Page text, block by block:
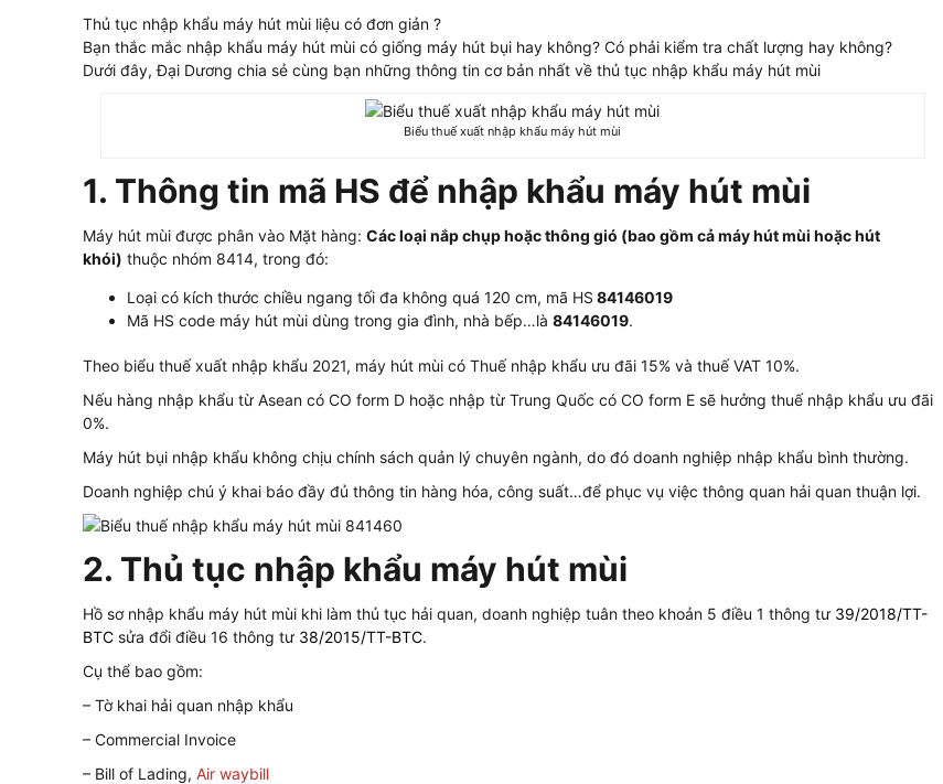
Thủ tục nhập khẩu máy hút mùi liệu có đơn giản ?
Bạn thắc mắc nhập khẩu máy hút mùi có giống máy hút bụi hay không? Có phải kiểm tra chất lượng hay không?
Dưới đây, Đại Dương chia sẻ cùng bạn những thông tin cơ bản nhất về thủ tục nhập khẩu máy hút mùi
Biểu thuế xuất nhập khẩu máy hút mùi
1. Thông tin mã HS để nhập khẩu máy hút mùi
Máy hút mùi được phân vào Mặt hàng: Các loại nắp chụp hoặc thông gió (bao gồm cả máy hút mùi hoặc hút
khói) thuộc nhóm 8414, trong đó:
Loại có kích thước chiều ngang tối đa không quá 120 cm, mã HS 84146019
Mã HS code máy hút mùi dùng trong gia đình, nhà bếp…là 84146019.
Theo biểu thuế xuất nhập khẩu 2021, máy hút mùi có Thuế nhập khẩu ưu đãi 15% và thuế VAT 10%.
Nếu hàng nhập khẩu từ Asean có CO form D hoặc nhập từ Trung Quốc có CO form E sẽ hưởng thuế nhập khẩu ưu đãi
0%.
Máy hút bụi nhập khẩu không chịu chính sách quản lý chuyên ngành, do đó doanh nghiệp nhập khẩu bình thường.
Doanh nghiệp chú ý khai báo đầy đủ thông tin hàng hóa, công suất…để phục vụ việc thông quan hải quan thuận lợi.
2. Thủ tục nhập khẩu máy hút mùi
Hồ sơ nhập khẩu máy hút mùi khi làm thủ tục hải quan, doanh nghiệp tuân theo khoản 5 điều 1 thông tư 39/2018/TT-
BTC sửa đổi điều 16 thông tư 38/2015/TT-BTC.
Cụ thể bao gồm:
– Tờ khai hải quan nhập khẩu
– Commercial Invoice
– Bill of Lading, Air waybill